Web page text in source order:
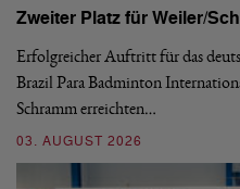
Zweiter Platz für Weiler/
Erfolgreicher Auftritt für das
Brazil Para Badminton
Schramm erreichten…
03. AUGUST 2026